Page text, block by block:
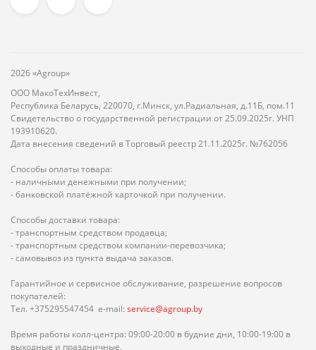
2026 «Agroup»
ООО МакоТехИнвест,
Республика Беларусь, 220070, г.Минск, ул.Радиальная, д.11Б, пом.11
Свидетельство о государственной регистрации от 25.09.2025г. УНП
193910620.
Дата внесения сведений в Торговый реестр 21.11.2025г. №762056
Способы оплаты товара:
- наличными денежными при получении;
- банковской платёжной карточкой при получении.
Способы доставки товара:
- транспортным средством продавца;
- транспортным средством компании-перевозчика;
- самовывоз из пункта выдача заказов.
Гарантийное и сервисное обслуживание, разрешение вопросов
покупателей:
Тел. +375295547454 e-mail: service@agroup.by
Время работы колл-центра: 09:00-20:00 в будние дни, 10:00-19:00 в
выходные и праздничные.